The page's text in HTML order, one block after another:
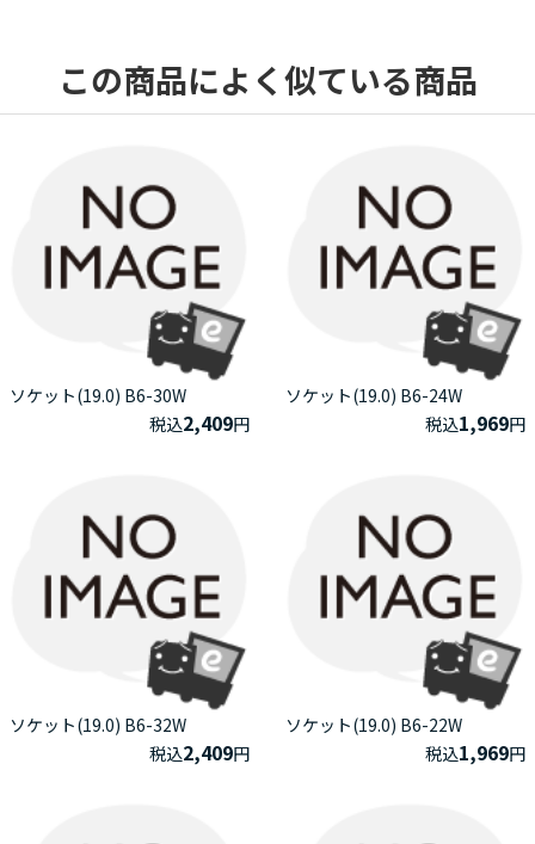
この商品によく似ている商品
ソケット(19.0) B6-30W
税込2,409円
ソケット(19.0) B6-24W
税込1,969円
ソケット(19.0) B6-32W
税込2,409円
ソケット(19.0) B6-22W
税込1,969円